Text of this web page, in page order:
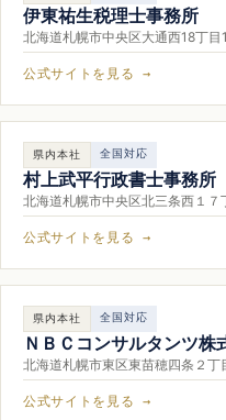
伊東祐生税理士事務所
北海道札幌市中央区大通西18丁
公式サイトを見る →
県内本社 全国対応
村上武平行政書士事務所
北海道札幌市中央区北三条西１７
公式サイトを見る →
県内本社 全国対応
ＮＢＣコンサルタンツ株
北海道札幌市東区東苗穂四条２丁
公式サイトを見る →